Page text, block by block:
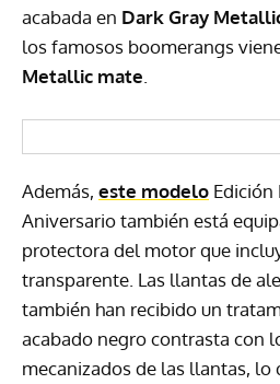
acabada en Dark Gray
los famosos boomerangs
Metallic mate
Además, este modelo Edición
Aniversario también está
protectora del motor que
transparente. Las llantas de
también han recibido un
acabado negro contrasta con
mecanizados de las llantas, lo